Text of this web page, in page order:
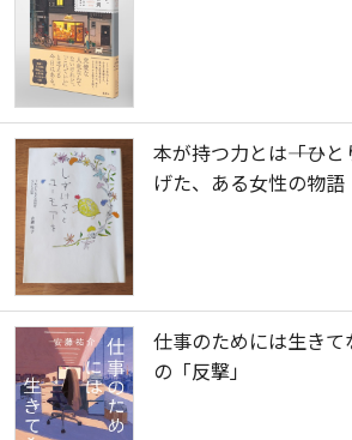
本が持つ力とは――「ひ
げた、ある女性の物語
仕事のためには生き
の「反撃」